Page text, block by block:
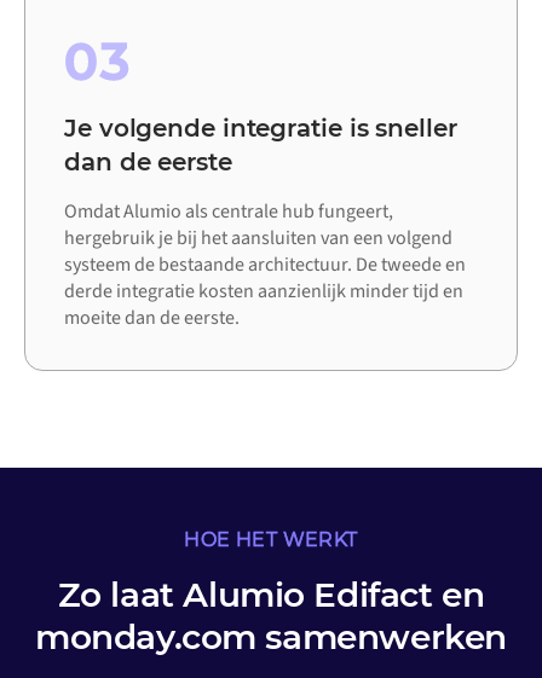
03
Je volgende integratie is sneller
dan de eerste
Omdat Alumio als centrale hub fungeert,
hergebruik je bij het aansluiten van een volgend
systeem de bestaande architectuur. De tweede en
derde integratie kosten aanzienlijk minder tijd en
moeite dan de eerste.
HOE HET WERKT
Zo laat Alumio Edifact en
monday.com samenwerken